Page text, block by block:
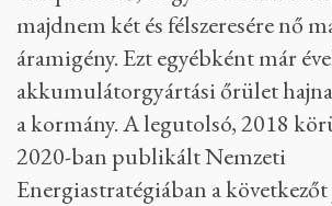
majdnem két és félszeresére nő
áramigény. Ezt egyébként már
akkumulátorgyártási őrület
a kormány. A legutolsó, 2018
2020-ban publikált Nemzeti
Energiastratégiában a